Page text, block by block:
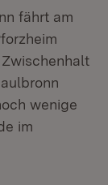
fährt am
wenige
im